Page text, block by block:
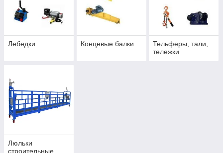
Лебедки Концевые балки
Тельферы, тали,
тележки
Люльки
строительные